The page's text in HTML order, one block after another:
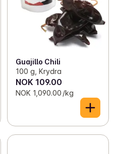
Guajillo Chili
100 g, Krydra
NOK 109.00
NOK 1,090.00 /kg